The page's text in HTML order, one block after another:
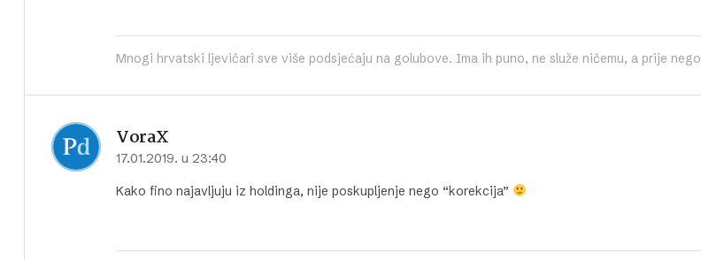
Mnogi hrvatski ljevičari sve više podsjećaju na golubove. Ima ih puno, ne služe ničemu, a prije
VoraX
17.01.2019. u 23:40
Kako fino najavljuju iz holdinga, nije poskupljenje nego “korekcija”